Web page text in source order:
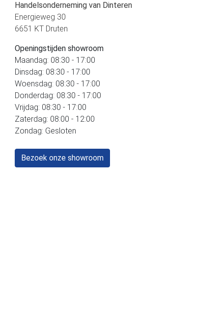
Handelsonderneming van Dinteren
Energieweg 30
6651 KT Druten
Openingstijden showroom
Maandag: 08:30 - 17:00
Dinsdag: 08:30 - 17:00
Woensdag: 08:30 - 17:00
Donderdag: 08:30 - 17:00
Vrijdag: 08:30 - 17:00
Zaterdag: 08:00 - 12:00
Zondag: Gesloten
Bezoek onze showroom